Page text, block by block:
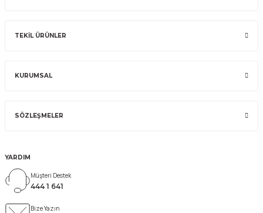
TEKİL ÜRÜNLER
KURUMSAL
SÖZLEŞMELER
YARDIM
Müşteri Destek
444 1 641
Bize Yazın